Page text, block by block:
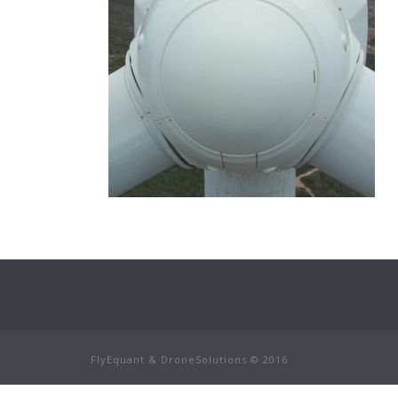
FlyEquant & DroneSolutions © 2016